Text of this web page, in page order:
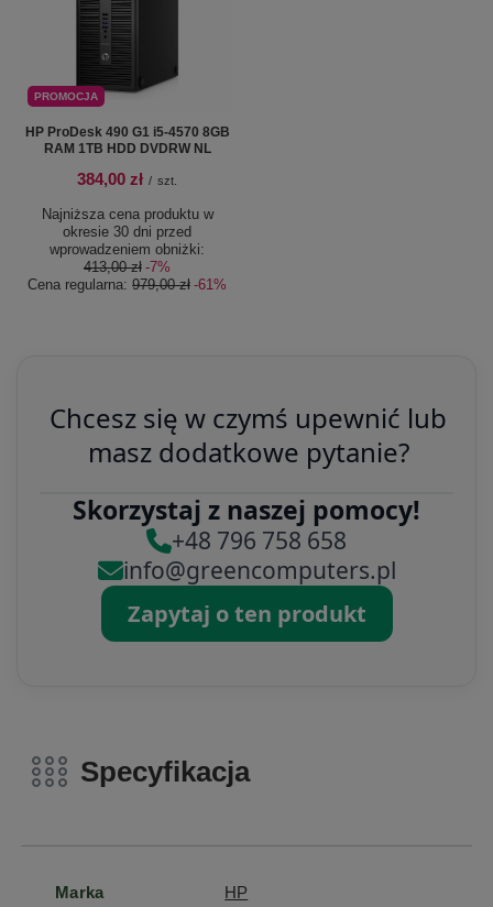
PROMOCJA
HP ProDesk 490 G1 i5-4570 8GB
RAM 1TB HDD DVDRW NL
384,00 zł / szt.
Najniższa cena produktu w
okresie 30 dni przed
wprowadzeniem obniżki:
413,00 zł -7%
Cena regularna: 979,00 zł -61%
Chcesz się w czymś upewnić lub
masz dodatkowe pytanie?
Skorzystaj z naszej pomocy!
+48 796 758 658
info@greencomputers.pl
Zapytaj o ten produkt
Specyfikacja
Marka HP